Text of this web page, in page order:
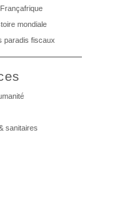
Françafrique
mondiale
paradis fiscaux
sanitaires